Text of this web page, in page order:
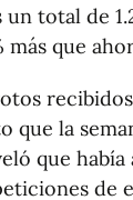
total de
que
que la
que
de